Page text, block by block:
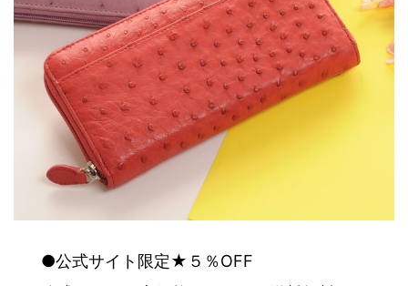
●公式サイト限定★５％OFF